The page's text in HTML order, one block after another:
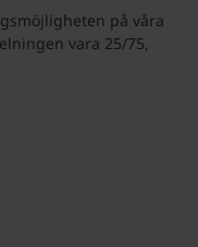
på våra
vara 25/75,